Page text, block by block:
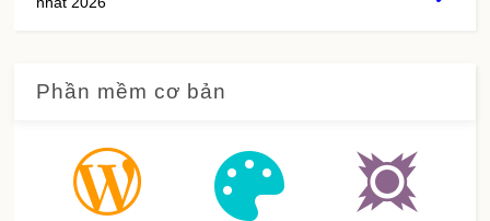
Phần mềm cơ bản